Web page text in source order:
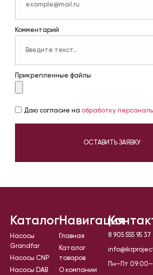
Комментарий
Прикрепленные файлы
Даю согласие на обработку
ОСТАВИТЬ ЗАЯВКУ
Каталог
Насосы
Grandfar
Насосы CNP
Насосы DAB
Навигация
Главная
Каталог
товаров
О компании
8 905 555 95 37
Пн–Пт